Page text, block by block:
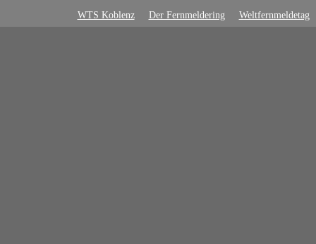
WTS Koblenz Der Fernmeldering Weltfernmeldetag